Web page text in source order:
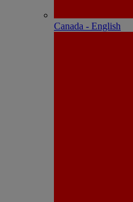
Canada - English